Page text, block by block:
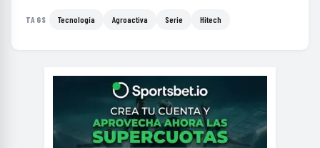
TAGS Tecnología Agroactiva Serie Hitech